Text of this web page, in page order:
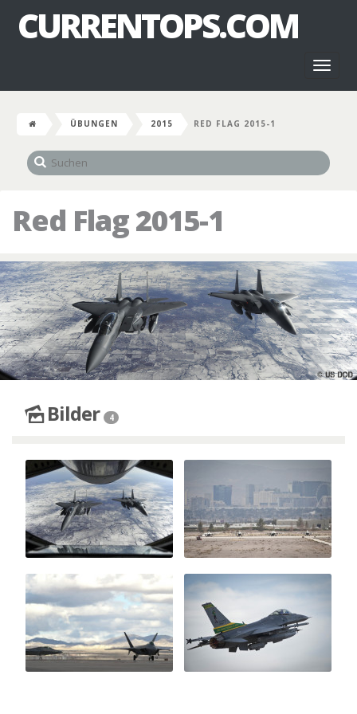
CURRENTOPS.COM
ÜBUNGEN 2015 RED FLAG 2015-1
Red Flag 2015-1
Bilder 4